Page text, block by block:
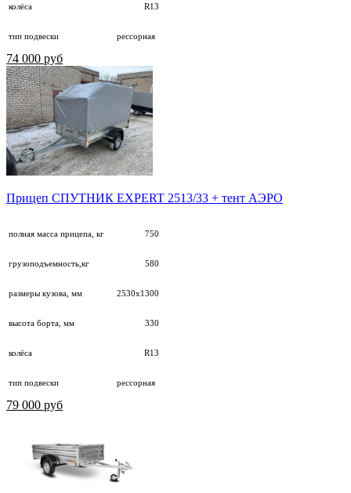
колёса R13
тип подвески рессорная
74 000 руб
Прицеп СПУТНИК EXPERT 2513/33 + тент АЭРО
полная масса прицепа, кг 750
грузоподъемность,кг 580
размеры кузова, мм 2530х1300
высота борта, мм 330
колёса R13
тип подвески рессорная
79 000 руб